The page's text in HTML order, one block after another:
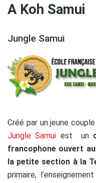
A Koh Samui
Jungle Samui
Créé par un jeune
Jungle Samui est un
francophone ouvert
la petite section à la
primaire,